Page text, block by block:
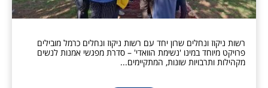
רשות ניקוז ונחלים שרון יחד עם רשות ניקוז ונחלים כרמל מובילים
פרויקט מיוחד במינו 'נשימת הוואדי' – סדרת מפגשי אמנות לנשים
מקהילות ותרבויות שונות, המתקיימים...